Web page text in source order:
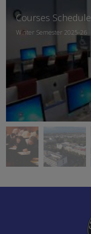
Courses Schedule
Winter Semester 2025-26
Exams Schedule
September 2026